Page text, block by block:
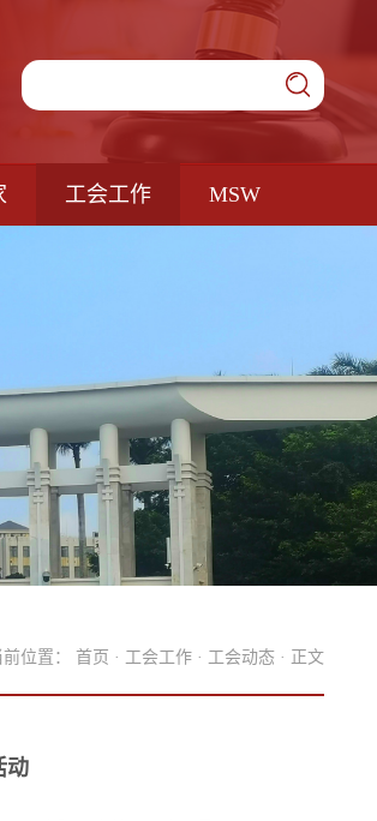
工会工作 MSW
前位置： 首页 · 工会工作 · 工会动态 · 正文
动